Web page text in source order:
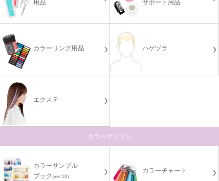
用品
サポート用品
カラーリング用品 ハゲヅラ
エクステ
カラーサンプル
カラーサンプル
ブック(ver.10)
カラーチャート